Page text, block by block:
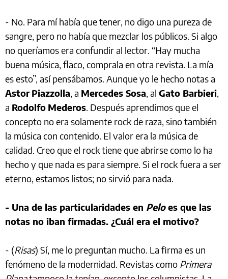
- No. Para mí había que tener, no digo una pureza de
sangre, pero no había que mezclar los públicos. Si algo
no queríamos era confundir al lector. “Hay mucha
buena música, flaco, comprala en otra revista. La mía
es esto”, así pensábamos. Aunque yo le hecho notas a
Astor Piazzolla, a Mercedes Sosa, al Gato Barbieri,
a Rodolfo Mederos. Después aprendimos que el
concepto no era solamente rock de raza, sino también
la música con contenido. El valor era la música de
calidad. Creo que el rock tiene que abrirse como lo ha
hecho y que nada es para siempre. Si el rock fuera a ser
eterno, estamos listos; no sirvió para nada.
- Una de las particularidades en Peloes que las
notas no iban firmadas. ¿Cuál era el motivo?
- (Risas) Sí, me lo preguntan mucho. La firma es un
fenómeno de la modernidad. Revistas como Primera